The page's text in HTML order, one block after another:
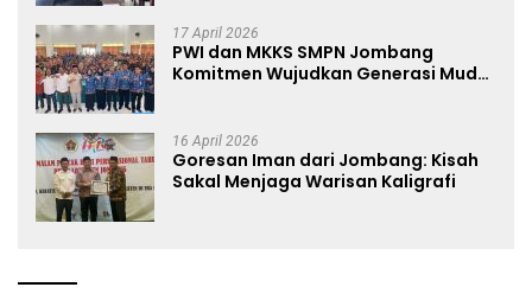
17 April 2026
PWI dan MKKS SMPN Jombang
Komitmen Wujudkan Generasi Muda
16 April 2026
Goresan Iman dari Jombang: Kisah
Sakal Menjaga Warisan Kaligrafi